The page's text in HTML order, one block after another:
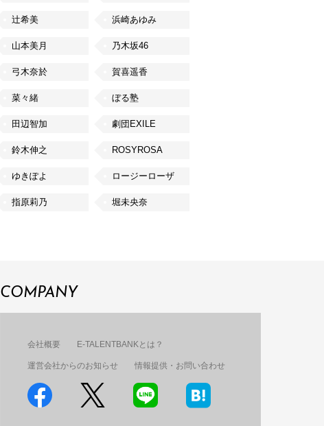
辻希美 浜崎あゆみ
山本美月 乃木坂46
弓木奈於 賀喜遥香
菜々緒 ぼる塾
田辺智加 劇団EXILE
鈴木伸之 ROSYROSA
ゆきぽよ ロージーローザ
指原莉乃 堀未央奈
COMPANY
会社概要 E-TALENTBANKとは？
運営会社からのお知らせ 情報提供・お問い合わせ